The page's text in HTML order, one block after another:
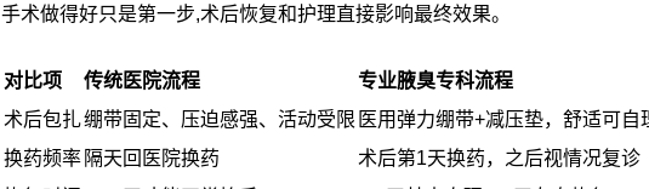
手术做得好只是第一步,术后恢复和护理直接影响最终效果。
对比项 传统医院流程
专业腋臭专科流程
术后包扎绷带固定、压迫感强、活动受限 医用弹力绷带+减压垫，舒适可自
换药频率 隔天回医院换药
术后第1天换药，之后视情况复诊